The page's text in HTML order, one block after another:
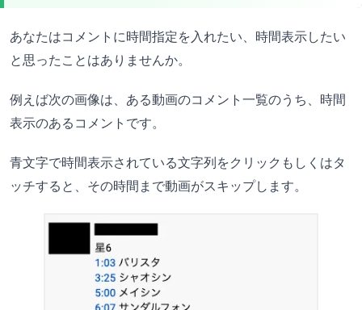
あなたはコメントに時間指定を入れたい、時間表示したい
と思ったことはありませんか。
例えば次の画像は、ある動画のコメント一覧のうち、時間
表示のあるコメントです。
青文字で時間表示されている文字列をクリックもしくはタ
ッチすると、その時間まで動画がスキップします。